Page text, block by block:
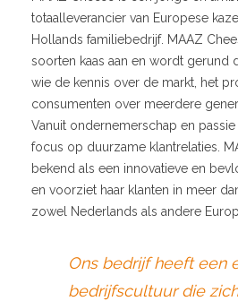
totaalleverancier van Europese
Hollands familiebedrijf. MAAZ
soorten kaas aan en wordt gerund
wie de kennis over de markt, het
consumenten over meerdere
Vanuit ondernemerschap en
focus op duurzame klantrelaties.
bekend als een innovatieve en
en voorziet haar klanten in meer
zowel Nederlands als andere
Ons bedrijf heeft een
bedrijfscultuur die zich